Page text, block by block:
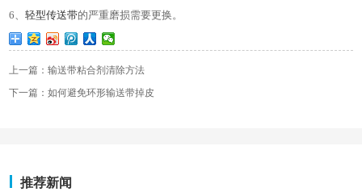
6、轻型传送带的严重磨损需要更换。
上一篇：输送带粘合剂清除方法
下一篇：如何避免环形输送带掉皮
推荐新闻